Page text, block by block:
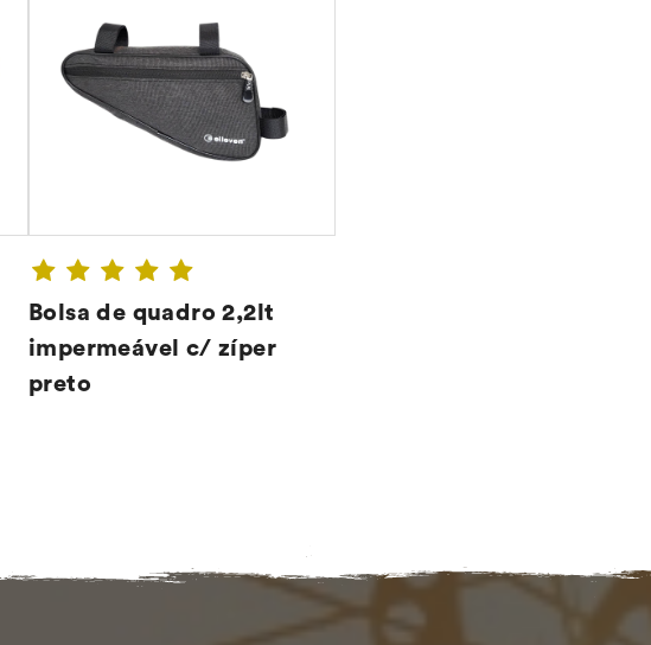
Bolsa de quadro 2,2lt
impermeável c/ zíper
preto